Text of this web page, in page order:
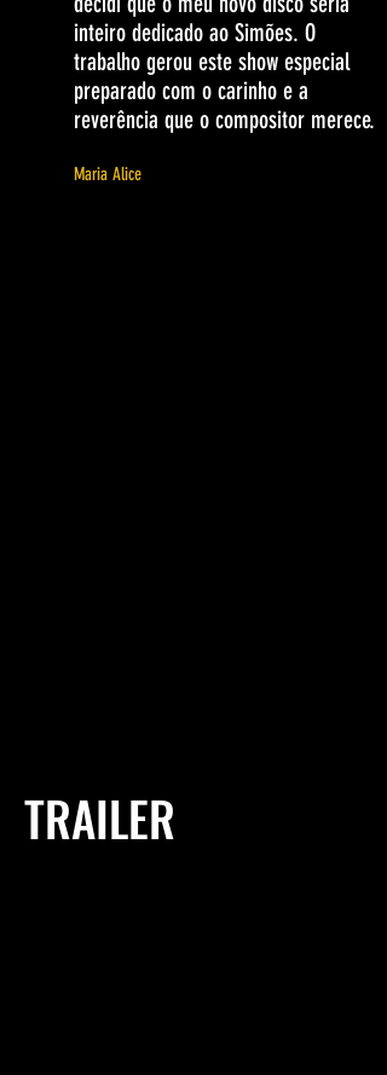
inteiro dedicado ao Simões. O
trabalho gerou este show especial
preparado com o carinho e a
reverência que o compositor merece.
Maria Alice
TRAILER